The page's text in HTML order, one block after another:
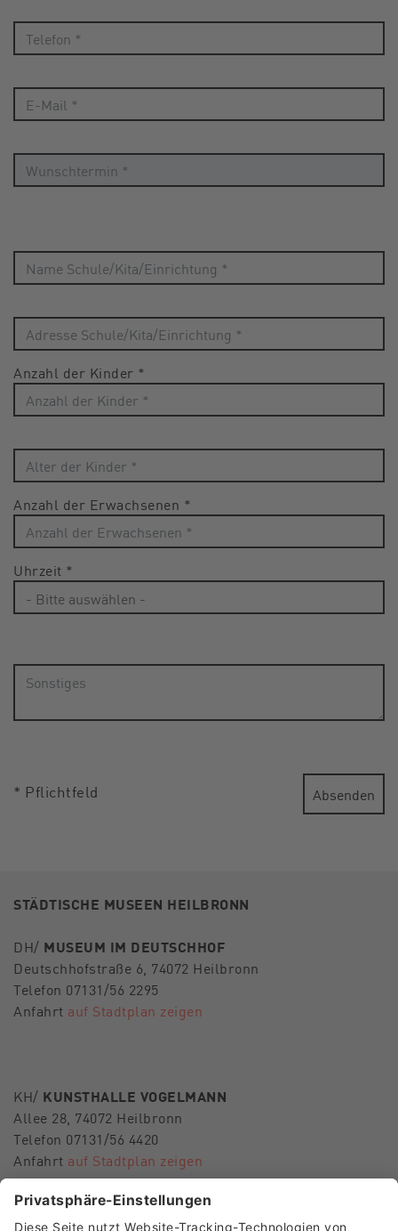
Anzahl der Kinder *
Anzahl der Erwachsenen *
Uhrzeit *
* Pflichtfeld Absenden
STÄDTISCHE MUSEEN HEILBRONN
DH/ MUSEUM IM DEUTSCHHOF
Deutschhofstraße 6, 74072 Heilbronn
Telefon 07131/56 2295
Anfahrt auf Stadtplan zeigen
KH/ KUNSTHALLE VOGELMANN
Allee 28, 74072 Heilbronn
Telefon 07131/56 4420
Anfahrt auf Stadtplan zeigen
E-Mailmuseen-hn@heilbronn.de